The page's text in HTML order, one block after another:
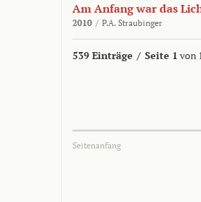
Am Anfang war das
2010 / P.A. Straubinger
539 Einträge / Seite 1 von
Seitenanfang